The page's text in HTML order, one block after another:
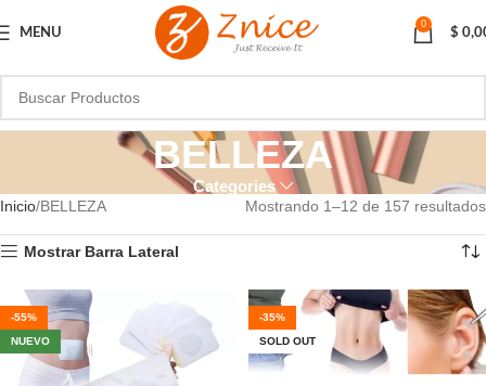
MENU
0
$
BELLEZA
Categories
Inicio BELLEZA Mostrando 1–12 de 157 resultados
Mostrar Barra Lateral
-55%
NUEVO
-35%
SOLD OUT